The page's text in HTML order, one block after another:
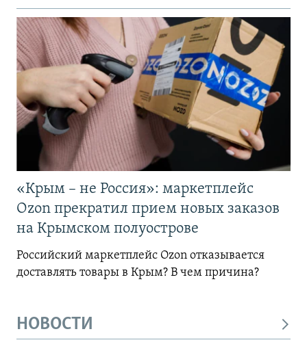
«Крым – не Россия»: маркетплейс
Ozon прекратил прием новых заказов
на Крымском полуострове
Российский маркетплейс Ozon отказывается
доставлять товары в Крым? В чем причина?
НОВОСТИ